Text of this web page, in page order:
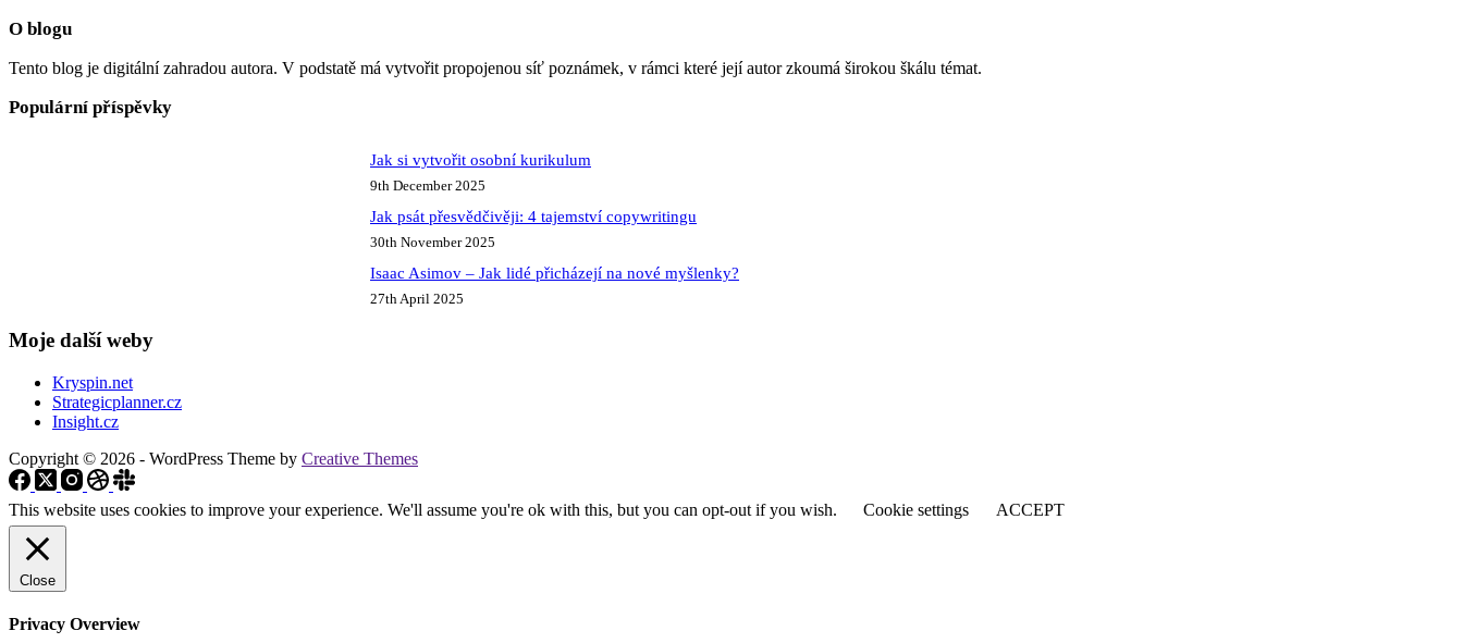
O blogu
Tento blog je digitální zahradou autora. V podstatě má vytvořit propojenou síť poznámek, v rámci které její autor zkoumá širokou škálu témat.
Populární příspěvky
Jak si vytvořit osobní kurikulum
9th December 2025
Jak psát přesvědčivěji: 4 tajemství copywritingu
30th November 2025
Isaac Asimov – Jak lidé přicházejí na nové myšlenky?
27th April 2025
Moje další weby
Kryspin.net
Strategicplanner.cz
Insight.cz
Copyright © 2026 - WordPress Theme by Creative Themes
This website uses cookies to improve your experience. We'll assume you're ok with this, but you can opt-out if you wish. Cookie settings ACCEPT
Close
Privacy Overview